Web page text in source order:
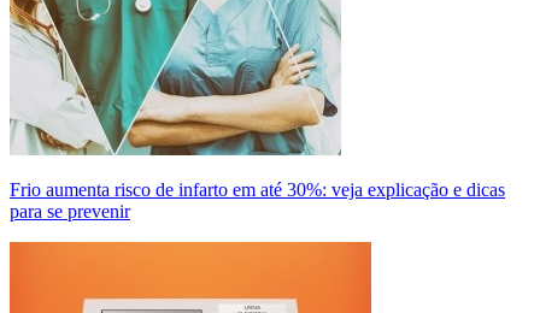
Frio aumenta risco de infarto em até 30%: veja explicação e dicas
para se prevenir